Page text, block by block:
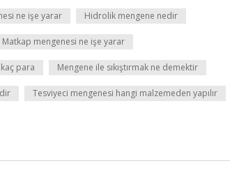
ne işe yarar Hidrolik mengene nedir
Matkap mengenesi ne işe yarar
para Mengene ile sıkıştırmak ne demektir
Tesviyeci mengenesi hangi malzemeden yapılır